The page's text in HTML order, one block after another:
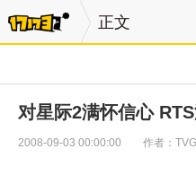
正文
对星际2满怀信心
2008-09-03 00:00:00 作者：